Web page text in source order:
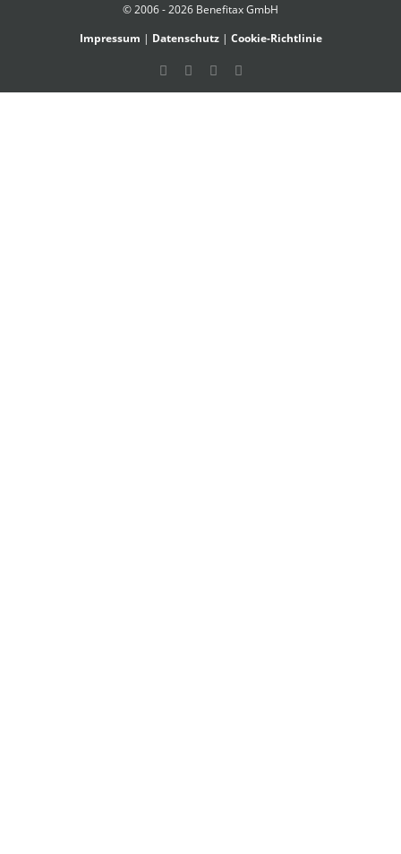
© 2006 - 2026 Benefitax GmbH
Impressum | Datenschutz| Cookie-Richtlinie